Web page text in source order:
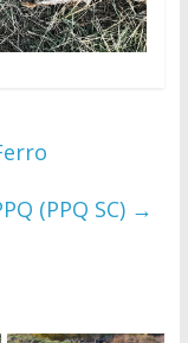
(PPQ SC) →